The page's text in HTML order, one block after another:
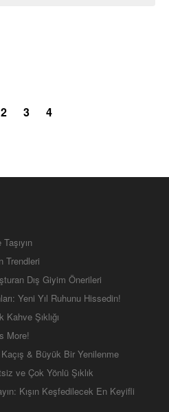
2 3 4
Trendleri
Dış Giyim Önerileri
Yeni Yıl Ruhunu Hissedin!
Şıklığı
More!
& Büyük Bir Yenilenme
ve Çok Yönlü Şıklık
Kışın Keşfedilecek En Keyifli